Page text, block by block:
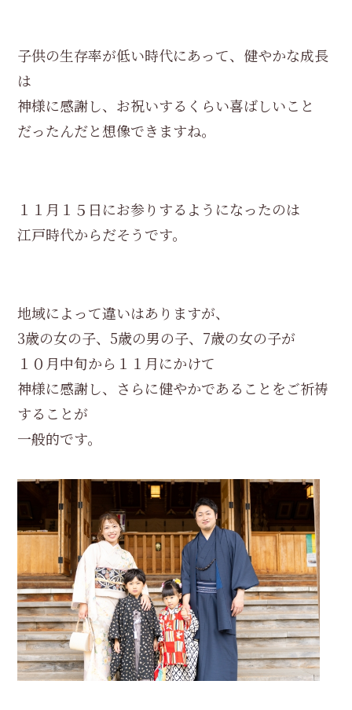
子供の生存率が低い時代にあって、健やかな成長
は
神様に感謝し、お祝いするくらい喜ばしいこと
だったんだと想像できますね。
１１月１５日にお参りするようになったのは
江戸時代からだそうです。
地域によって違いはありますが、
3歳の女の子、5歳の男の子、7歳の女の子が
１０月中旬から１１月にかけて
神様に感謝し、さらに健やかであることをご祈祷
することが
一般的です。